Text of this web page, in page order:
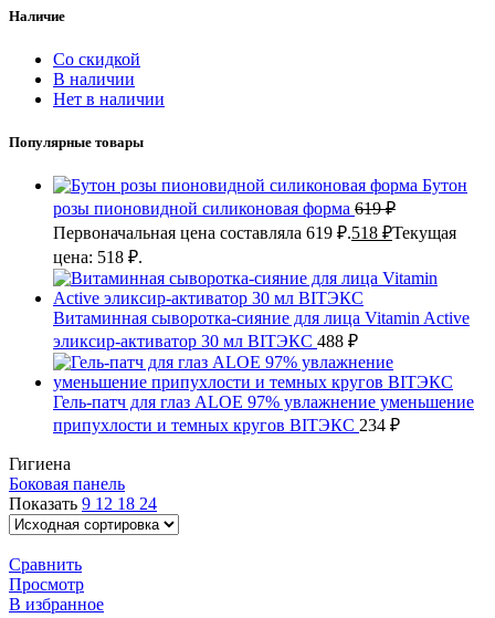
Наличие
Со скидкой
В наличии
Нет в наличии
Популярные товары
Бутон
розы пионовидной силиконовая форма 619₽
Первоначальная цена составляла 619 ₽.518 ₽Текущая
цена: 518 ₽.
Витаминная сыворотка-сияние для лица Vitamin Active
эликсир-активатор 30 мл BITЭКС 488 ₽
Гель-патч для глаз ALOE 97% увлажнение уменьшение
припухлости и темных кругов BITЭКС 234 ₽
Гигиена
Боковая панель
Показать 9 12 18 24
Сравнить
Просмотр
В избранное